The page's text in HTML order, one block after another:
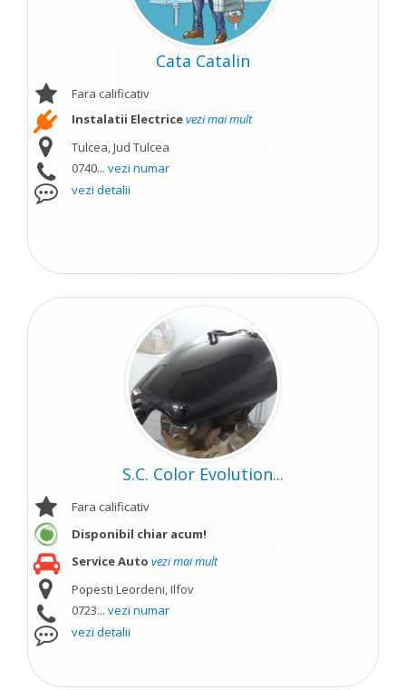
Cata Catalin
Fara calificativ
Instalatii Electricevezi mai mult
Tulcea, Jud Tulcea
0740... vezi numar
vezi detalii
S.C. Color Evolution...
Fara calificativ
Disponibil chiar acum!
Service Auto vezi mai mult
Popesti Leordeni, Ilfov
0723... vezi numar
vezi detalii